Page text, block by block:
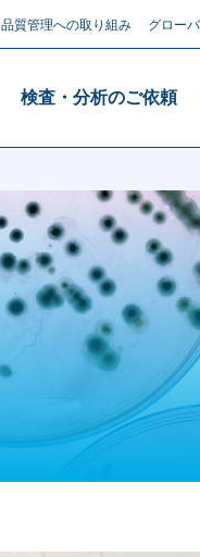
品質管理への取り組み グロー
検査・分析のご依頼